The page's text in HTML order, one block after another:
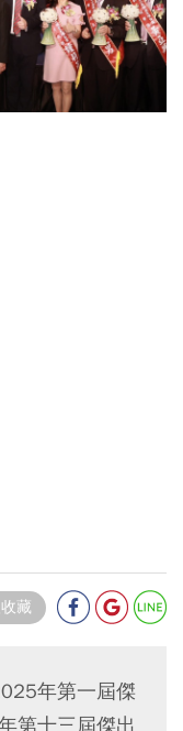
藏
年第一屆傑
第十三屆傑出